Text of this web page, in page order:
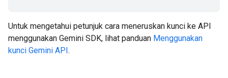
Untuk mengetahui petunjuk cara meneruskan kunci ke API
menggunakan Gemini SDK, lihat panduan Menggunakan
kunci Gemini API.